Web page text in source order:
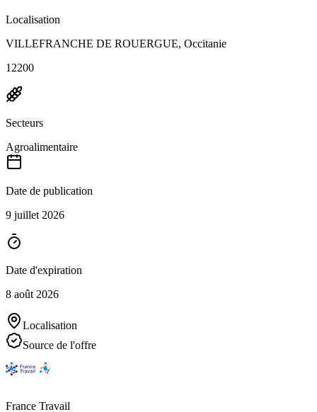
Localisation
VILLEFRANCHE DE ROUERGUE, Occitanie
12200
Secteurs
Agroalimentaire
Date de publication
9 juillet 2026
Date d'expiration
8 août 2026
Localisation
Source de l'offre
France Travail